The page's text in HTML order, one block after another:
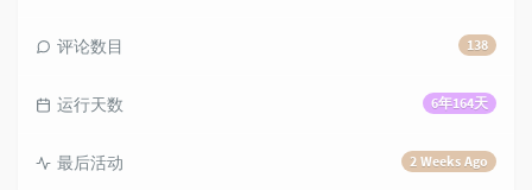
138
评论数目
6年164天
运行天数
2 Weeks Ago
最后活动